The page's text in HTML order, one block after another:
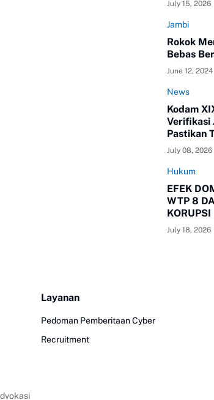
ATAM
July 15, 2026
Jambi
Rokok
Bebas
June 12, 2024
News
Kodam
Verifikasi
Pastikan
Berjalan
July 08, 2026
Hukum
EFEK
WTP 8
RESMI
July 18, 2026
Layanan
Pedoman Pemberitaan Cyber
Recruitment